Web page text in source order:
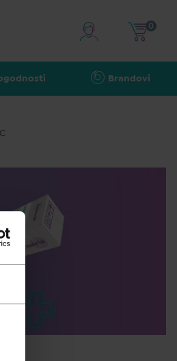
Brandovi
0